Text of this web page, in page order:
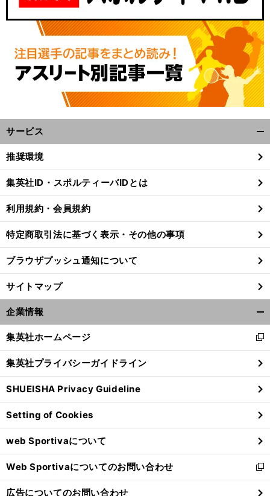
舗牧場の歴史を紡ぐレーヌミノル
オークスで「
たな伝説
となるか
サービス
閉
る
推奨環境
集英社ID・スポルティーバIDとは
利用規約・会員規約
特定商取引法に基づく表示・その他の事項
ブラウザプッシュ通知について
サイトマップ
企業情報
閉
る
集英社ホームページ
新
し
い
ウ
ィ
ン
ド
ウ
で
開
く
集英社プライバシーガイドライン
SHUEISHA Privacy Guideline
Setting of Cookies
web Sportivaについて
Web Sportivaについてのお問い合わせ
新
し
広告についてのお問い合わせ